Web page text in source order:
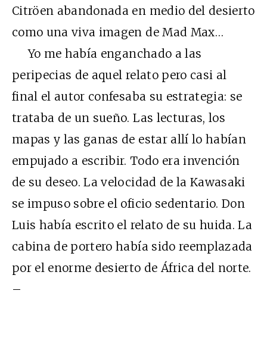
Citröen abandonada en medio del desierto
como una viva imagen de Mad Max…
Yo me había enganchado a las
peripecias de aquel relato pero casi al
final el autor confesaba su estrategia: se
trataba de un sueño. Las lecturas, los
mapas y las ganas de estar allí lo habían
empujado a escribir. Todo era invención
de su deseo. La velocidad de la Kawasaki
se impuso sobre el oficio sedentario. Don
Luis había escrito el relato de su huida. La
cabina de portero había sido reemplazada
por el enorme desierto de África del norte.
–